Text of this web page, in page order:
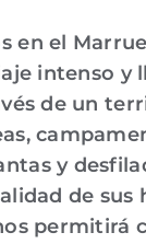
en el
intenso y
de un
y
de sus
permitirá